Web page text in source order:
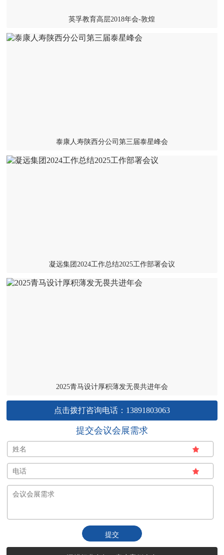
英孚教育高层2018年会-敦煌
泰康人寿陕西分公司第三届泰星峰会
凝远集团2024工作总结2025工作部署会议
2025青马设计厚积薄发无畏共进年会
点击拨打咨询电话：13891803063
提交会议会展需求